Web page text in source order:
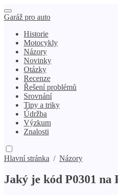
Garáž pro auto
Historie
Motocykly
Názory
Novinky
Otázky
Recenze
Řešení problémů
Srovnání
Tipy a triky
Údržba
Výzkum
Znalosti
Hlavní stránka / Názory
Jaký je kód P0301 na